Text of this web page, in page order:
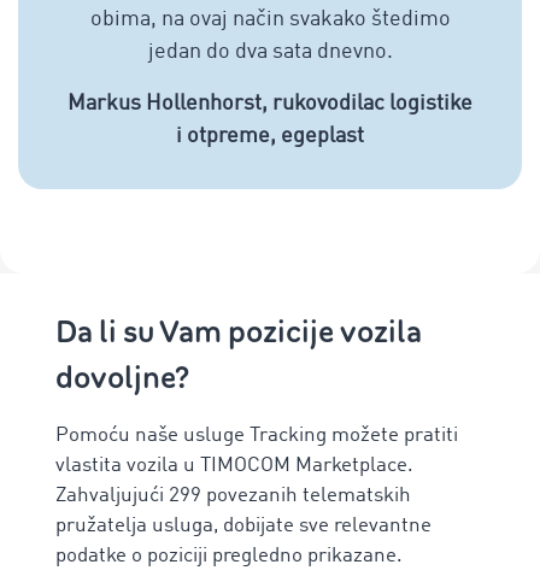
obima, na ovaj način svakako štedimo
jedan do dva sata dnevno.
Markus Hollenhorst, rukovodilac logistike
i otpreme, egeplast
Da li su Vam pozicije vozila
dovoljne?
Pomoću naše usluge Tracking možete pratiti
vlastita vozila u TIMOCOM Marketplace.
Zahvaljujući 299 povezanih telematskih
pružatelja usluga, dobijate sve relevantne
podatke o poziciji pregledno prikazane.